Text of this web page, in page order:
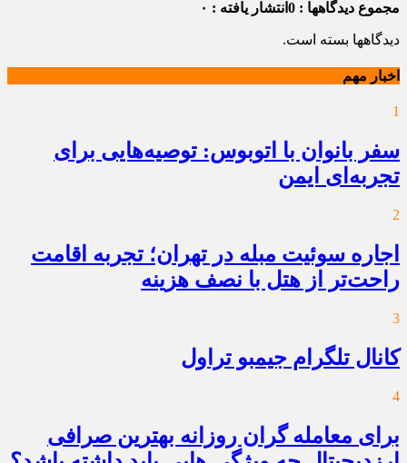
مجموع دیدگاهها : 0 انتشار یافته : ۰
دیدگاهها بسته است.
اخبار مهم
1
سفر بانوان با اتوبوس: توصیه‌هایی برای
تجربه‌ای ایمن
2
اجاره سوئیت مبله در تهران؛ تجربه اقامت
راحت‌تر از هتل با نصف هزینه
3
کانال تلگرام جیمبو تراول
4
برای معامله گران روزانه بهترین صرافی